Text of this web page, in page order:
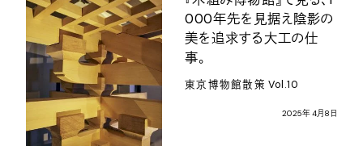
000年先を見据え陰影の
美を追求する大工の仕
事。
東京博物館散策 Vol.10
2025年4月8 日